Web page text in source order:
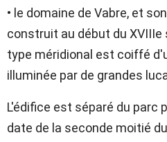
• le domaine de Vabre, et
construit au début du XVIIIe
type méridional est coiffé
illuminée par de grandes
L'édifice est séparé du parc
date de la seconde moitié